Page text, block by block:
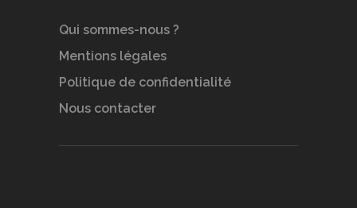
Qui sommes-nous ?
Mentions légales
Politique de confidentialité
Nous contacter